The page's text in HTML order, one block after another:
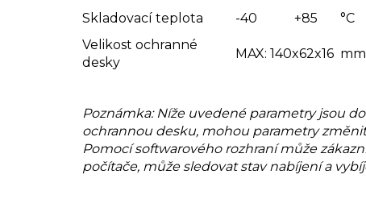
Skladovací teplota
-40 +85 °C
Velikost ochranné
desky
MAX: 140x62x16 mm
Poznámka: Níže uvedené parametry jsou
ochrannou desku, mohou parametry
Pomocí softwarového rozhraní může
počítače, může sledovat stav nabíjení a